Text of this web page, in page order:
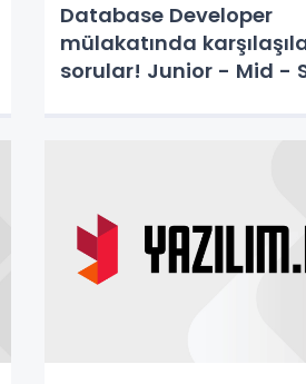
Database Developer
mülakatında
sorular! Junior - Mid -